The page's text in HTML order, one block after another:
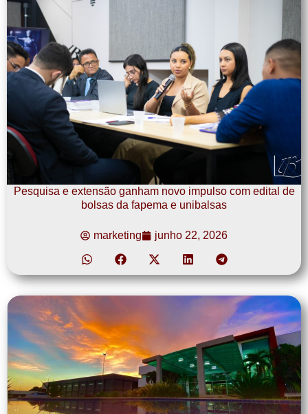
Pesquisa e extensão ganham novo impulso com edital de
bolsas da fapema e unibalsas
marketing junho 22, 2026